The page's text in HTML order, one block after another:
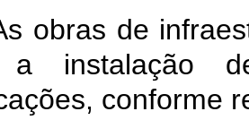
obras de
a instalação
conforme